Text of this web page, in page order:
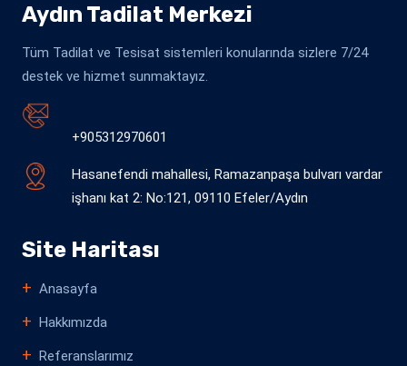
Aydın Tadilat Merkezi
Tüm Tadilat ve Tesisat sistemleri konularında sizlere 7/24
destek ve hizmet sunmaktayız.
+905312970601
Hasanefendi mahallesi, Ramazanpaşa bulvarı vardar
işhanı kat 2: No:121, 09110 Efeler/Aydın
Site Haritası
Anasayfa
Hakkımızda
Referanslarımız